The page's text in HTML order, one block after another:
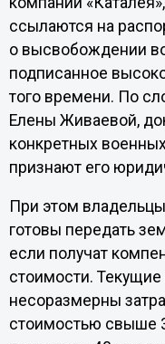
ссылаются на
о высвобождении
подписанное
того времени. По
Елены Живаевой,
конкретных
признают его
При этом
готовы передать
если получат
стоимости.
несоразмерны
стоимостью свыше